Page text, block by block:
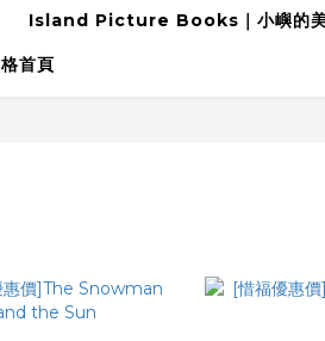
Island Picture Books｜小嶼的
首頁